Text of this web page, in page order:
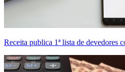
Receita publica 1ª lista de devedores